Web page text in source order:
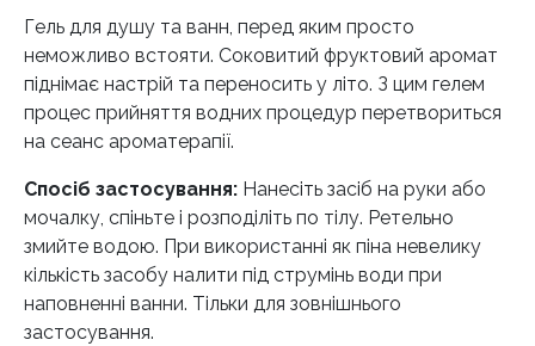
Гель для душу та ванн, перед яким просто
неможливо встояти. Соковитий фруктовий аромат
піднімає настрій та переносить у літо. З цим гелем
процес прийняття водних процедур перетвориться
на сеанс ароматерапії.
Спосіб застосування: Нанесіть засіб на руки або
мочалку, спіньте і розподіліть по тілу. Ретельно
змийте водою. При використанні як піна невелику
кількість засобу налити під струмінь води при
наповненні ванни. Тільки для зовнішнього
застосування.